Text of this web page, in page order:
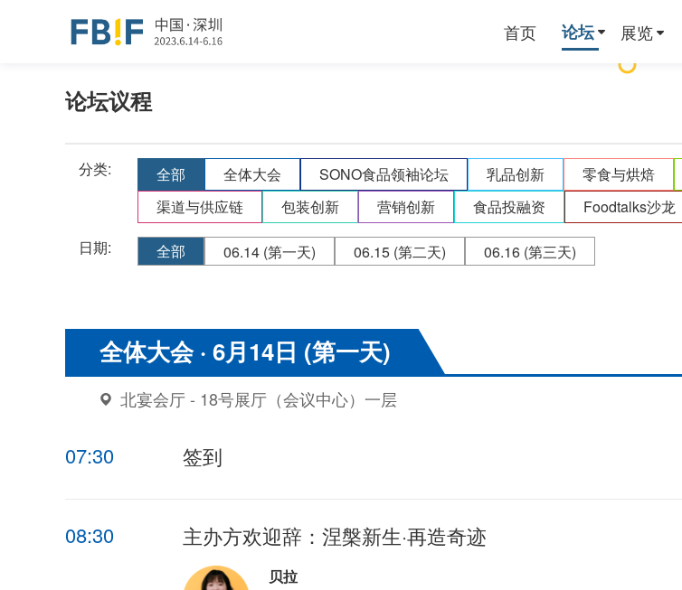
首页 论坛 展览
论坛议程
分类: 全部 全体大会 SONO食品领袖论坛 乳品创新 零食与烘焙
渠道与供应链
包装创新 营销创新 食品投融资 Foodtalks沙龙
日期:
全部 06.14 (第一天) 06.15 (第二天) 06.16 (第三天)
全体大会 · 6月14日 (第一天)
北宴会厅 - 18号展厅（会议中心）一层
07:30 签到
08:30 主办方欢迎辞：涅槃新生·再造奇迹
贝拉